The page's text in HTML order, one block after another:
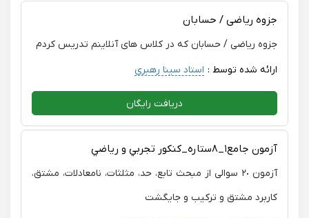
جزوه ریاضی / حسابان
جزوه ریاضی / حسابان که در کلاس های آنلاینم تدریس کردم
ارائه شده توسط : استاد سینا رهبری
دریافت رایگان
آزمون جامع١_٨ستاره_كنكور تجربي و رياضي
آزمون ٢٠ سوالی از مبحث تابع، حد، مثلثات، نامعادلات، مشتق،
کاربرد مشتق و ترکیب و جایگشت